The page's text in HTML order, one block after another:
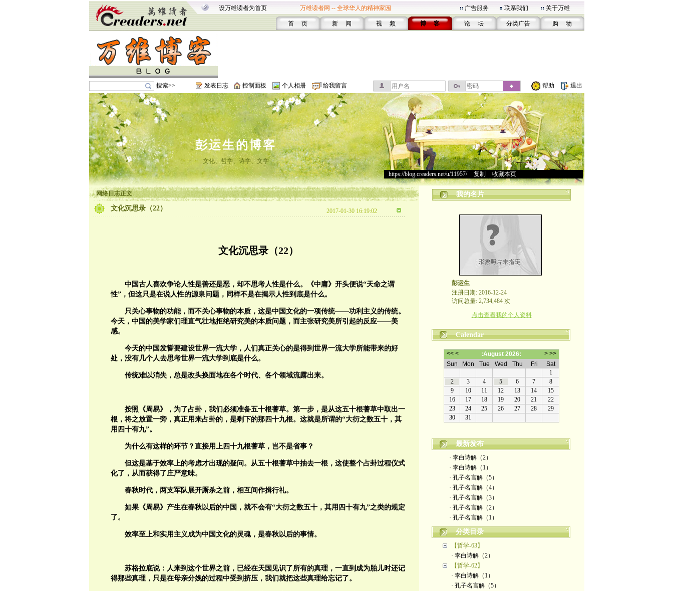
设万维读者为首页 万维读者网 -- 全球华人的精神家园 广告服务 联系我们 关于万维
首 页 新 闻 视 频 博 客 论 坛 分类广告 购 物
搜索>> 发表日志 控制面板 个人相册 给我留言 帮助 退出
彭运生的博客
文化、哲学、诗学、文学
https://blog.creaders.net/u/11957/> 复制 收藏本页
网络日志正文
文化沉思录（22） 2017-01-30 16:19:02
文化沉思录（22）
中国古人喜欢争论人性是善还是恶，却不思考人性是什么。《中庸》开头便说“天命之谓
性”，但这只是在说人性的源泉问题，同样不是在揭示人性到底是什么。
只关心事物的功能，而不关心事物的本质，这是中国文化的一项传统——功利主义的传统。
今天，中国的美学家们理直气壮地拒绝研究美的本质问题，而主张研究美所引起的反应——美
感。
今天的中国发誓要建设世界一流大学，人们真正关心的是得到世界一流大学所能带来的好
处，没有几个人去思考世界一流大学到底是什么。
传统难以消失，总是改头换面地在各个时代、各个领域流露出来。
按照《周易》，为了占卦，我们必须准备五十根蓍草。第一步，是从这五十根蓍草中取出一
根，将之放置一旁，真正用来占卦的，是剩下的那四十九根。这就是所谓的“大衍之数五十，其
用四十有九”。
为什么有这样的环节？直接用上四十九根蓍草，岂不是省事？
但这是基于效率上的考虑才出现的疑问。从五十根蓍草中抽去一根，这使整个占卦过程仪式
化了，从而获得了庄严意味。
春秋时代，两支军队展开厮杀之前，相互间作揖行礼。
如果《周易》产生在春秋以后的中国，就不会有“大衍之数五十，其用四十有九”之类的规定
了。
效率至上和实用主义成为中国文化的灵魂，是春秋以后的事情。
苏格拉底说：人来到这个世界之前，已经在天国见识了所有的真理，一直到成为胎儿时还记
得那些真理，只是在母亲分娩的过程中受到挤压，我们就把这些真理给忘记了。
我的名片
彭运生
注册日期: 2016-12-24
访问总量: 2,734,484 次
点击查看我的个人资料
Calendar
最新发布
· 李白诗解（2）
· 李白诗解（1）
· 孔子名言解（5）
· 孔子名言解（4）
· 孔子名言解（3）
· 孔子名言解（2）
· 孔子名言解（1）
分类目录
【哲学-63】
· 李白诗解（2）
【哲学-62】
· 李白诗解（1）
· 孔子名言解（5）